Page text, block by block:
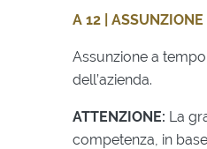
A 12 |
Assunzione a
dell’azienda.
ATTENZIONE: La
competenza, in